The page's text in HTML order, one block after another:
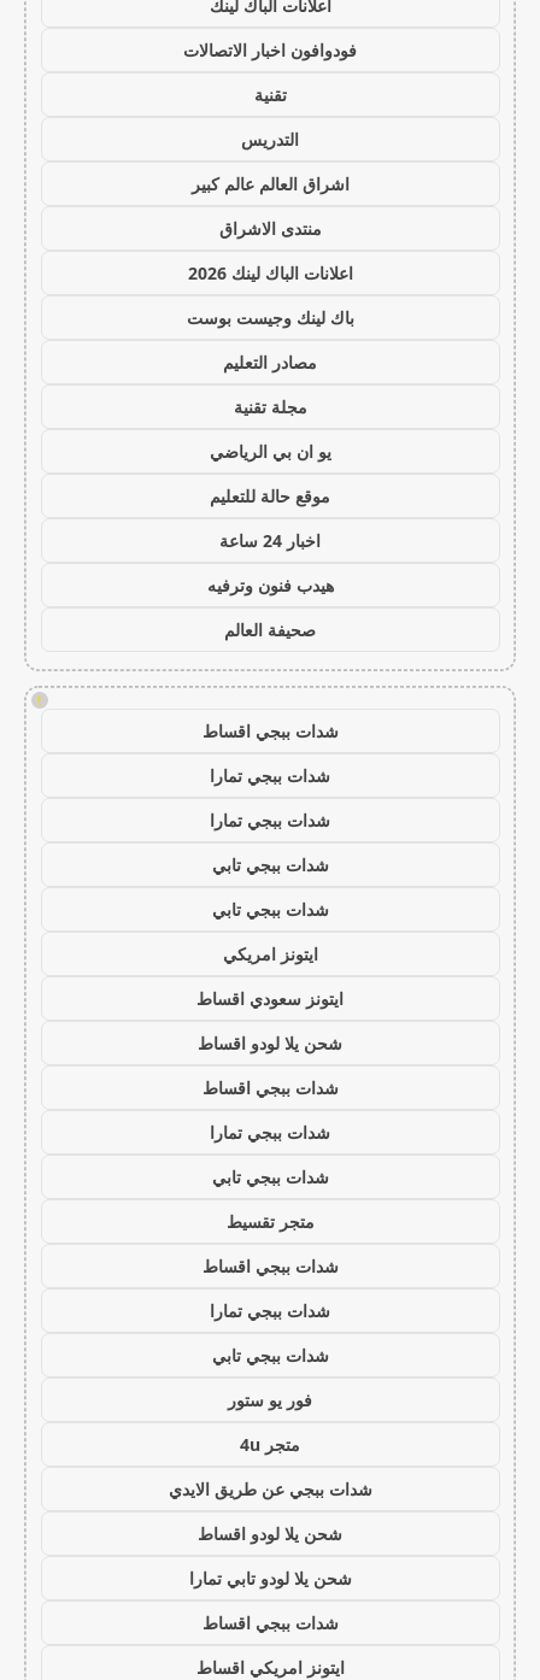
اعلانات الباك لينك
فودوافون اخبار الاتصالات
تقنية
التدريس
اشراق العالم عالم كبير
منتدى الاشراق
اعلانات الباك لينك 2026
باك لينك وجيست بوست
مصادر التعليم
مجلة تقنية
يو ان بي الرياضي
موقع حالة للتعليم
اخبار 24 ساعة
هيدب فنون وترفيه
صحيفة العالم
!
شدات ببجي اقساط
شدات ببجي تمارا
شدات ببجي تمارا
شدات ببجي تابي
شدات ببجي تابي
ايتونز امريكي
ايتونز سعودي اقساط
شحن يلا لودو اقساط
شدات ببجي اقساط
شدات ببجي تمارا
شدات ببجي تابي
متجر تقسيط
شدات ببجي اقساط
شدات ببجي تمارا
شدات ببجي تابي
فور يو ستور
متجر 4u
شدات ببجي عن طريق الايدي
شحن يلا لودو اقساط
شحن يلا لودو تابي تمارا
شدات ببجي اقساط
ايتونز امريكي اقساط